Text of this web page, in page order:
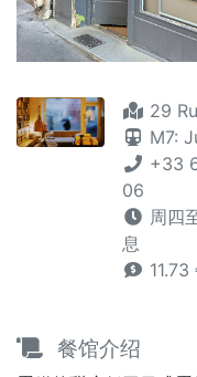
29
M7:
+33
06
周四
息
餐馆介绍